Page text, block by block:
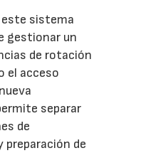
este sistema
gestionar un
de rotación
el acceso
separar
de
de